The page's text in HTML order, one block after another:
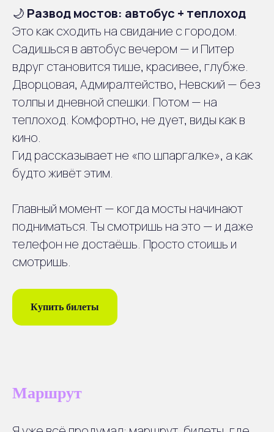
🌙 Развод мостов: автобус + теплоход
Это как сходить на свидание с городом.
Садишься в автобус вечером — и Питер
вдруг становится тише, красивее, глубже.
Дворцовая, Адмиралтейство, Невский — без
толпы и дневной спешки. Потом — на
теплоход. Комфортно, не дует, виды как в
кино.
Гид рассказывает не «по шпаргалке», а как
будто живёт этим.
Главный момент — когда мосты начинают
подниматься. Ты смотришь на это — и даже
телефон не достаёшь. Просто стоишь и
смотришь.
Купить билеты
Маршрут
Адмиралтейство
3
Васильевского острова
Невский проспект
2
Дворцовой площади
Отправление
1
Сбор группы в центре
Петербурга